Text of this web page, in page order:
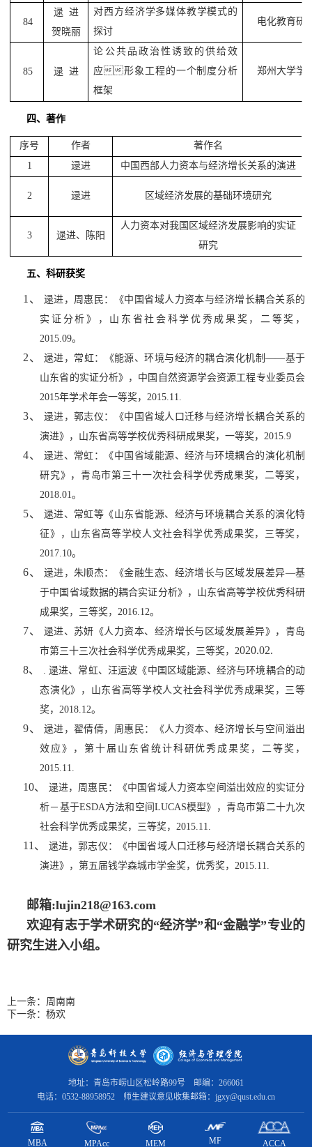
84
逯 进
贺晓丽
对西方经济学多媒体教学模式的
探讨
电化教育研
85 逯 进
论公共品政治性诱致的供给效
应
形象工程的一个制度分析
框架
郑州大学学
四、著作
序号 作者
著作名
1
逯进 中国西部人力资本与经济增长关系的演进
2 逯进 区域经济发展的基础环境研究
3 逯进、陈阳
人力资本对我国区域经济发展影响的实证
研究
五、科研获奖
1、 逯进，周惠民：《中国省域人力资本与经济增长耦合关系的
实证分析》，山东省社会科学优秀成果奖，二等奖，
2015.09。
2、 逯进，常虹：《能源、环境与经济的耦合演化机制――基于
山东省的实证分析》，中国自然资源学会资源工程专业委员会
2015年学术年会一等奖， 2015.11.
3、 逯进，郭志仪：《中国省域人口迁移与经济增长耦合关系的
演进》，山东省高等学校优秀科研成果奖，一等奖， 2015.9
4、 逯进、常虹：《中国省域能源、经济与环境耦合的演化机制
研究》，青岛市第三十一次社会科学优秀成果奖，二等奖，
2018.01。
5、 逯进、常虹等《山东省能源、经济与环境耦合关系的演化特
征》，山东省高等学校人文社会科学优秀成果奖，三等奖，
2017.10。
6、 逯进，朱顺杰：《金融生态、经济增长与区域发展差异—基
于中国省域数据的耦合实证分析》，山东省高等学校优秀科研
成果奖，三等奖， 2016.12。
7、 逯进、苏妍《人力资本、经济增长与区域发展差异》，青岛
市第三十三次社会科学优秀成果奖，三等奖， 2020.02.
8、
逯进、常虹、汪运波《中国区域能源、经济与环境耦合的动
态演化》，山东省高等学校人文社会科学优秀成果奖，三等
奖， 2018.12。
9、 逯进，翟倩倩，周惠民：《人力资本、经济增长与空间溢出
效应》，第十届山东省统计科研优秀成果奖，二等奖，
2015.11.
10、 逯进，周惠民：《中国省域人力资本空间溢出效应的实证分
析－基于ESDA方法和空间 LUCAS模型》，青岛市第二十九次
社会科学优秀成果奖，三等奖， 2015.11.
11、 逯进，郭志仪：《中国省域人口迁移与经济增长耦合关系的
演进》，第五届钱学森城市学金奖，优秀奖， 2015.11.
邮箱:lujin218@163.com
欢迎有志于学术研究的“经济学”和“金融学”专业的
研究生进入小组。
上一条： 周南南
下一条： 杨欢
地址：青岛市崂山区松岭路99号 邮编：266061
电话：0532-88958952 师生建议意见收集邮箱：jgxy@qust.edu.cn
MBA MPAcc MEM MF ACCA